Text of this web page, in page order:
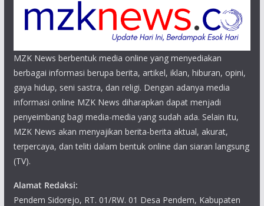
MZK News berbentuk media online yang menyediakan
berbagai informasi berupa berita, artikel, iklan, hiburan, opini,
gaya hidup, seni sastra, dan religi. Dengan adanya media
informasi online MZK News diharapkan dapat menjadi
penyeimbang bagi media-media yang sudah ada. Selain itu,
MZK News akan menyajikan berita-berita aktual, akurat,
terpercaya, dan teliti dalam bentuk online dan siaran langsung
(TV).
Alamat Redaksi:
Pendem Sidorejo, RT. 01/RW. 01 Desa Pendem, Kabupaten